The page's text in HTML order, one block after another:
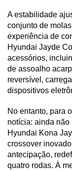
A estabilidade
conjunto de
experiência de
Hyundai Jayde
acessórios,
de assoalho
reversível,
dispositivos
No entanto, para
notícia: ainda
Hyundai Kona
crossover
antecipação,
quatro rodas. À